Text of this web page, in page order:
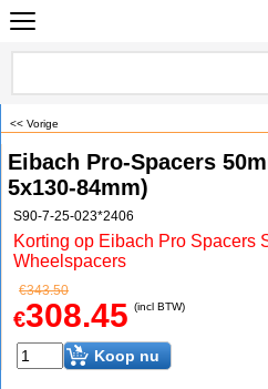
<< Vorige
Eibach Pro-Spacers
5x130-84mm)
S90-7-25-023*2406
Korting op Eibach Pro Spacers
Wheelspacers
€343.50
€308.45 (incl BTW)
Koop nu